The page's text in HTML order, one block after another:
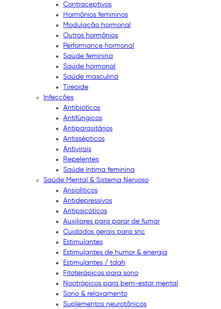
Contraceptivos
Hormônios femininos
Modulação hormonal
Outros hormônios
Performance hormonal
Saúde feminina
Saúde hormonal
Saúde masculina
Tireoide
Infecções
Antibióticos
Antifúngicos
Antiparasitários
Antissépticos
Antivirais
Repelentes
Saúde íntima feminina
Saúde Mental & Sistema Nervoso
Ansiolíticos
Antidepressivos
Antipsicóticos
Auxiliares para parar de fumar
Cuidados gerais para snc
Estimulantes
Estimulantes de humor & energia
Estimulantes / tdah
Fitoterápicos para sono
Nootrópicos para bem-estar mental
Sono & relaxamento
Suplementos neurotônicos